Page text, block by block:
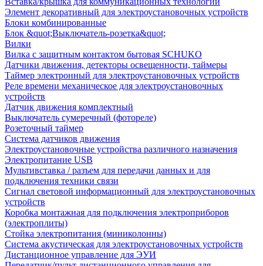
Элемент декоративный для электроустановочных устройств
Блоки комбинированные
Блок &quot;Выключатель-розетка&quot;
Вилки
Вилка с защитным контактом бытовая SCHUKO
Датчики движения, детекторы освещенности, таймеры
Таймер электронный для электроустановочных устройств
Реле времени механическое для электроустановочных
устройств
Датчик движения комплектный
Выключатель сумеречный (фотореле)
Розеточный таймер
Система датчиков движения
Электроустановочные устройства различного назначения
Электропитание USB
Мультивставка / разъем для передачи данных и для
подключения техники связи
Сигнал световой информационный для электроустановочных
устройств
Коробка монтажная для подключения электроприборов
(электроплиты)
Стойка электропитания (миниколонны)
Система акустическая для электроустановочных устройств
Дистанционное управление для ЭУИ